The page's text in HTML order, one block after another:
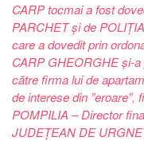
CARP tocmai a fost
PARCHET și de
care a dovedit prin
CARP GHEORGHE și-
către firma lui de
de interese din
POMPILIA – Director
JUDEȚEAN DE